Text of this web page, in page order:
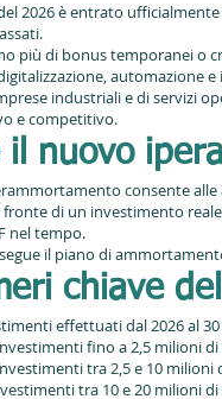
2026 è entrato
più di bonus temporanei o
automazione
industriali e di servizi
e competitivo.
il nuovo
consente alle
fronte di un investimento
nel tempo.
il piano di
chiave
effettuati dal 2026 al
fino a 2,5 milioni
tra 2,5 e 10 milioni
tra 10 e 20 milioni